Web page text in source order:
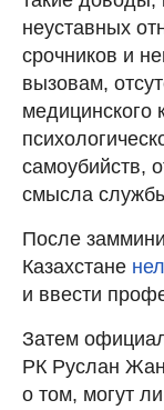
неуставных
срочников и
вызовам,
медицинского
самоубийств,
смысла
После
Казахстане
и ввести
Затем
РК Руслан
о том, могут